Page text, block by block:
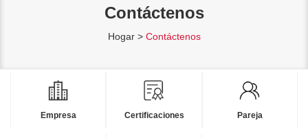
Contáctenos
Hogar> Contáctenos
Empresa Certificaciones Pareja